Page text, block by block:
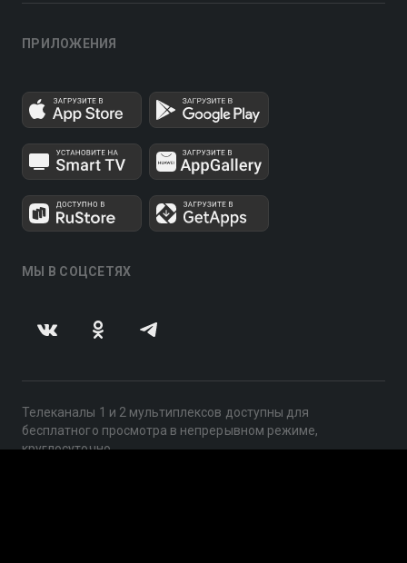
ПРИЛОЖЕНИЯ
МЫ В СОЦСЕТЯХ
Телеканалы 1 и 2 мультиплексов доступны для
бесплатного просмотра в непрерывном режиме,
круглосуточно.